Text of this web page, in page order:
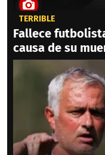
TERRIBLE
Fallece
causa de su